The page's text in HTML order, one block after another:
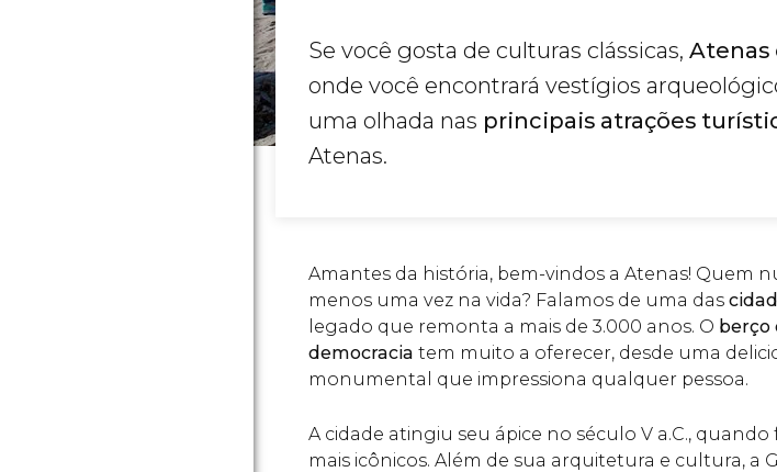
Se você gosta de culturas clássicas, Atenas
onde você encontrará vestígios
uma olhada nas principais atrações
Atenas.
Amantes da história, bem-vindos a Atenas! Quem
menos uma vez na vida? Falamos de uma das
legado que remonta a mais de 3.000 anos. O berço
democracia tem muito a oferecer, desde uma
monumental que impressiona qualquer pessoa.
A cidade atingiu seu ápice no século V a.C.,
mais icônicos. Além de sua arquitetura e cultura, a